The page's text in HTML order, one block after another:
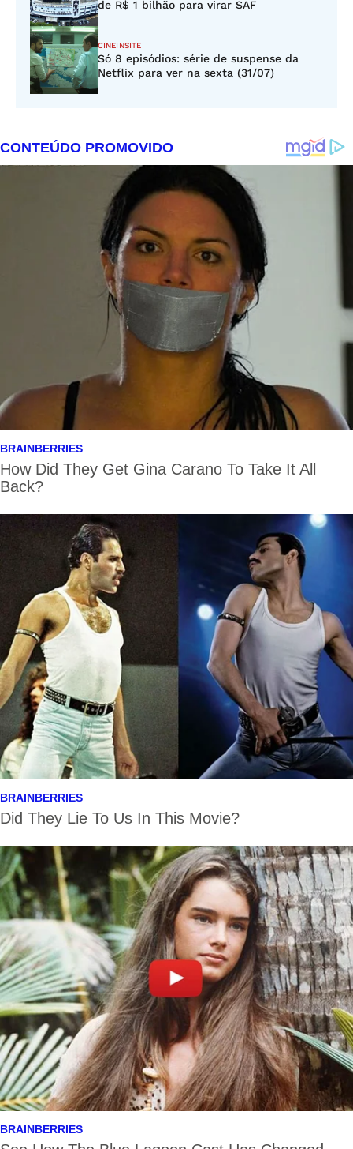
de R$ 1 bilhão para virar SAF
CINEINSITE
Só 8 episódios: série de suspense da
Netflix para ver na sexta (31/07)